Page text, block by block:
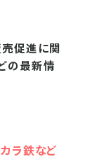
売促進に関
の最新情
ラ鉄など